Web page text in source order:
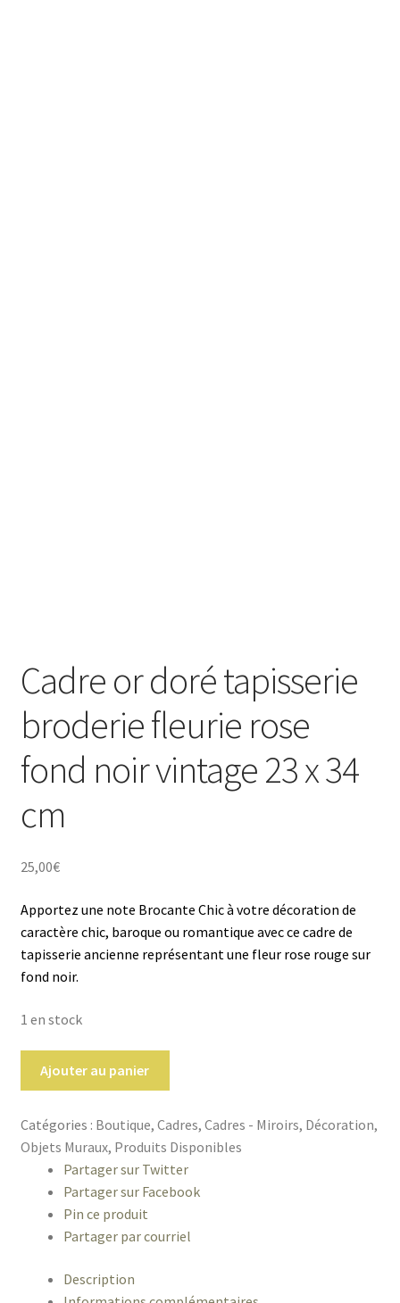
Cadre or doré tapisserie
broderie fleurie rose
fond noir vintage 23 x 34
cm
25,00€
Apportez une note Brocante Chic à votre décoration de
caractère chic, baroque ou romantique avec ce cadre de
tapisserie ancienne représentant une fleur rose rouge sur
fond noir.
1 en stock
or
doré
tapisserie
broderie
fleurie
Ajouter au panier
Catégories : Boutique, Cadres, Cadres - Miroirs, Décoration,
Objets Muraux, Produits Disponibles
Partager sur Twitter
Partager sur Facebook
Pin ce produit
Partager par courriel
Description